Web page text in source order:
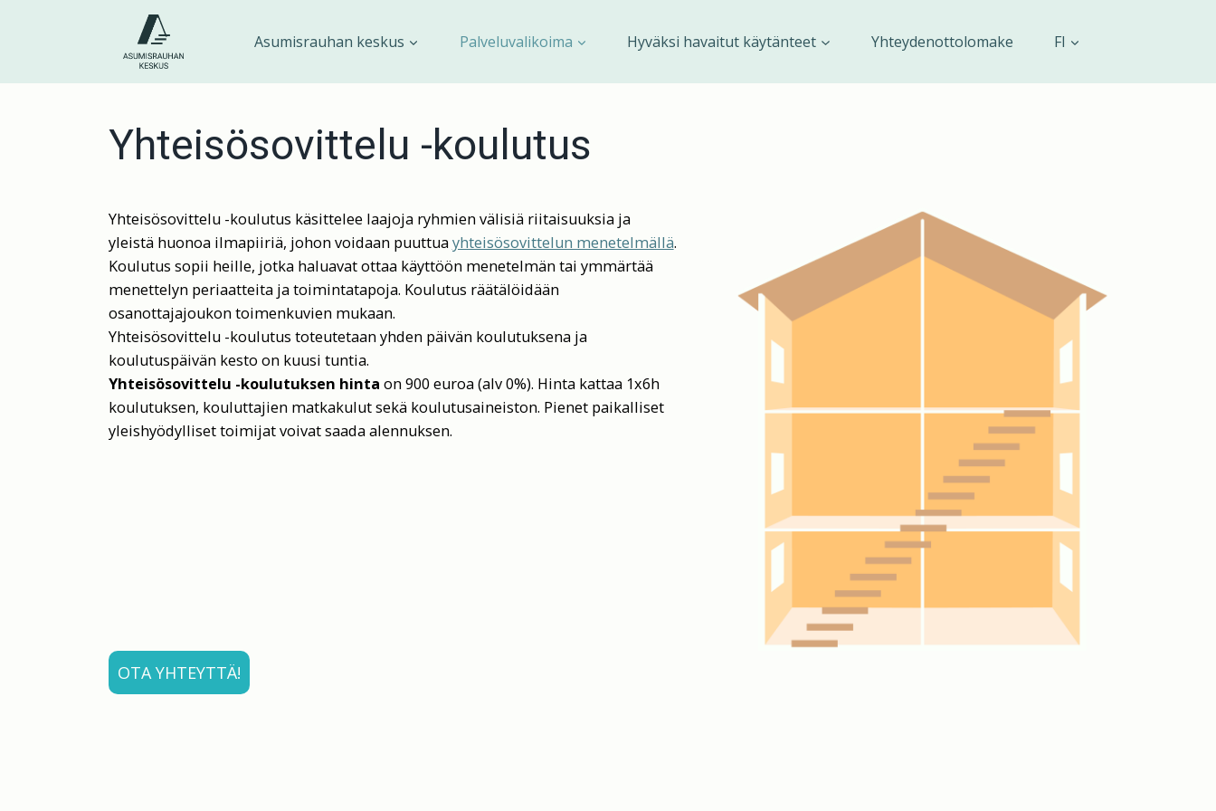
Asumisrauhan keskus Palveluvalikoima Hyväksi havaitut käytänteet Yhteydenottolomake FI
Yhteisösovittelu -koulutus
Yhteisösovittelu -koulutus käsittelee laajoja ryhmien välisiä riitaisuuksia ja
yleistä huonoa ilmapiiriä, johon voidaan puuttuayhteisösovittelun menetelmällä.
Koulutus sopii heille, jotka haluavat ottaa käyttöön menetelmän tai ymmärtää
menettelyn periaatteita ja toimintatapoja. Koulutus räätälöidään
osanottajajoukon toimenkuvien mukaan.
Yhteisösovittelu -koulutus toteutetaan yhden päivän koulutuksena ja
koulutuspäivän kesto on kuusi tuntia.
Yhteisösovittelu -koulutuksen hinta on 900 euroa (alv 0%). Hinta kattaa 1x6h
koulutuksen, kouluttajien matkakulut sekä koulutusaineiston. Pienet paikalliset
yleishyödylliset toimijat voivat saada alennuksen.
OTA YHTEYTTÄ!